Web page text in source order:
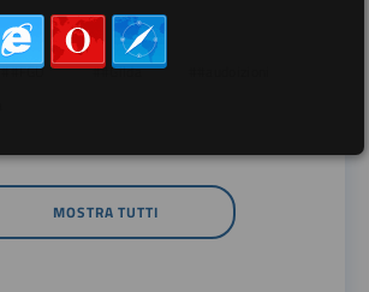
##FGU ##Gilda
MOSTRA TUTTI